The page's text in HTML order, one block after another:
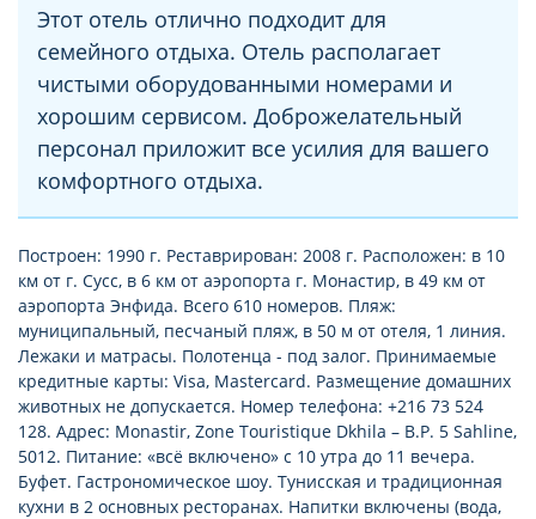
Этот отель отлично подходит для
семейного отдыха. Отель располагает
чистыми оборудованными номерами и
хорошим сервисом. Доброжелательный
персонал приложит все усилия для вашего
комфортного отдыха.
Построен: 1990 г. Реставрирован: 2008 г. Расположен: в 10
км от г. Сусс, в 6 км от аэропорта г. Монастир, в 49 км от
аэропорта Энфида. Всего 610 номеров. Пляж:
муниципальный, песчаный пляж, в 50 м от отеля, 1 линия.
Лежаки и матрасы. Полотенца - под залог. Принимаемые
кредитные карты: Visa, Mastercard. Размещение домашних
животных не допускается. Номер телефона: +216 73 524
128. Адрес: Monastir, Zone Touristique Dkhila – B.P. 5 Sahline,
5012. Питание: «всё включено» с 10 утра до 11 вечера.
Буфет. Гастрономическое шоу. Тунисская и традиционная
кухни в 2 основных ресторанах. Напитки включены (вода,